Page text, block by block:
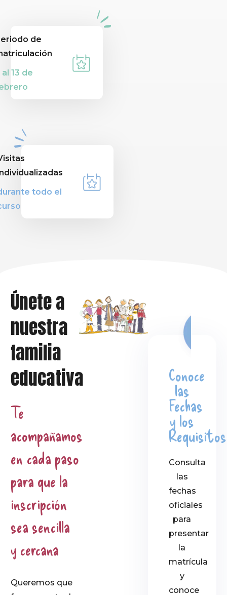
de
al 13 de
todo el
Únete a
nuestra
familia
educativa
Te
acompañamos
en cada paso
para que la
inscripción
sea sencilla
y cercana
Queremos que
Conoce
las
Fechas
y los
Requisitos
Consulta
las
fechas
oficiales
para
presentar
la
matrícula
y
conoce